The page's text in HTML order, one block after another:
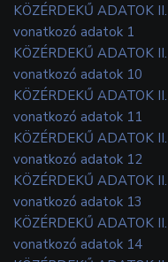
KÖZÉRDEKŰ ADATOK
vonatkozó adatok 1
KÖZÉRDEKŰ ADATOK
vonatkozó adatok 10
KÖZÉRDEKŰ ADATOK
vonatkozó adatok 11
KÖZÉRDEKŰ ADATOK
vonatkozó adatok 12
KÖZÉRDEKŰ ADATOK
vonatkozó adatok 13
KÖZÉRDEKŰ ADATOK
vonatkozó adatok 14